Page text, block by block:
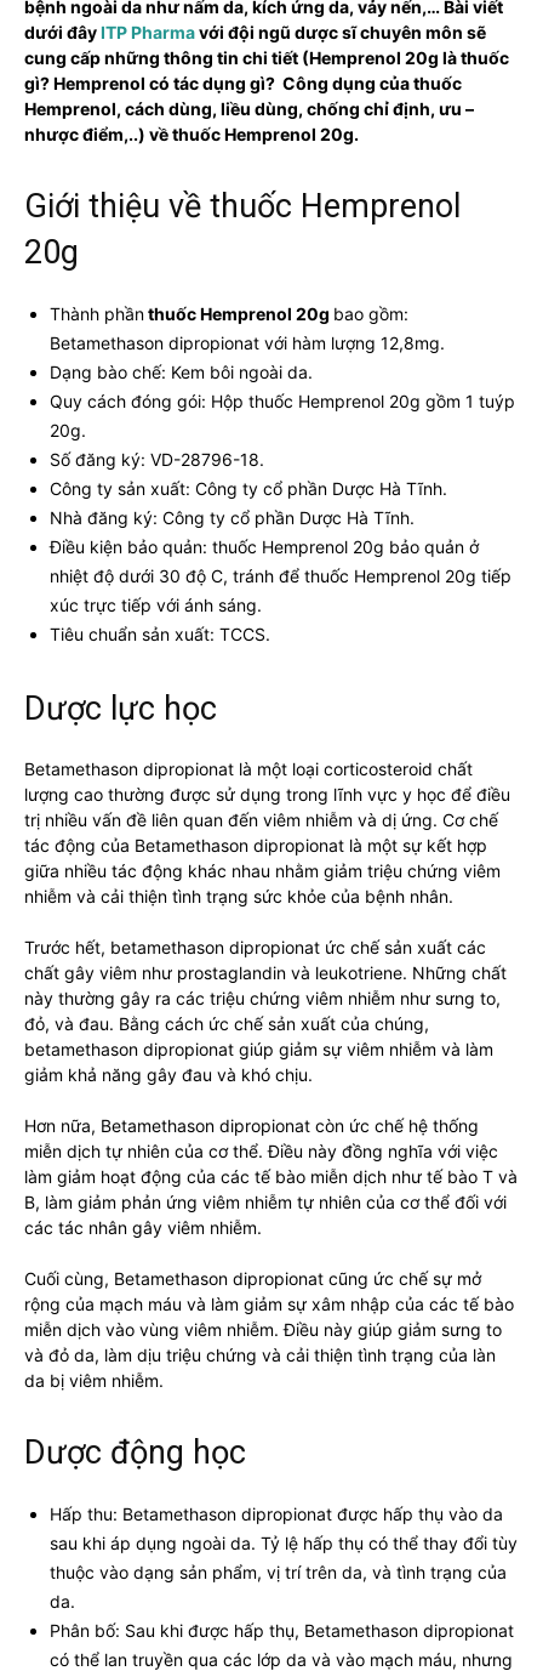
bệnh ngoài da như nấm da, kích ứng da, vảy nến,…Bài viết
dưới đâyITP Pharmavới đội ngũ dược sĩ chuyên môn sẽ
cung cấp những thông tin chi tiết (Hemprenol 20g là thuốc
gì? Hemprenol có tác dụng gì? Công dụng của thuốc
Hemprenol, cách dùng, liều dùng, chống chỉ định, ưu –
nhược điểm,..) về thuốc Hemprenol 20g.
Giới thiệu về thuốc Hemprenol
20g
Thành phầnthuốc Hemprenol 20g bao gồm:
Betamethason dipropionat với hàm lượng 12,8mg.
Dạng bào chế: Kem bôi ngoài da.
Quy cách đóng gói: Hộp thuốc Hemprenol 20g gồm 1 tuýp
20g.
Số đăng ký: VD-28796-18.
Công ty sản xuất: Công ty cổ phần Dược Hà Tĩnh.
Nhà đăng ký: Công ty cổ phần Dược Hà Tĩnh.
Điều kiện bảo quản: thuốc Hemprenol 20g bảo quản ở
nhiệt độ dưới 30 độ C, tránh để thuốc Hemprenol 20g tiếp
xúc trực tiếp với ánh sáng.
Tiêu chuẩn sản xuất: TCCS.
Dược lực học
Betamethason dipropionat là một loại corticosteroid chất
lượng cao thường được sử dụng trong lĩnh vực y học để điều
trị nhiều vấn đề liên quan đến viêm nhiễm và dị ứng. Cơ chế
tác động của Betamethason dipropionat là một sự kết hợp
giữa nhiều tác động khác nhau nhằm giảm triệu chứng viêm
nhiễm và cải thiện tình trạng sức khỏe của bệnh nhân.
Trước hết, betamethason dipropionat ức chế sản xuất các
chất gây viêm như prostaglandin và leukotriene. Những chất
này thường gây ra các triệu chứng viêm nhiễm như sưng to,
đỏ, và đau. Bằng cách ức chế sản xuất của chúng,
betamethason dipropionat giúp giảm sự viêm nhiễm và làm
giảm khả năng gây đau và khó chịu.
Hơn nữa, Betamethason dipropionat còn ức chế hệ thống
miễn dịch tự nhiên của cơ thể. Điều này đồng nghĩa với việc
làm giảm hoạt động của các tế bào miễn dịch như tế bào T và
B, làm giảm phản ứng viêm nhiễm tự nhiên của cơ thể đối với
các tác nhân gây viêm nhiễm.
Cuối cùng, Betamethason dipropionat cũng ức chế sự mở
rộng của mạch máu và làm giảm sự xâm nhập của các tế bào
miễn dịch vào vùng viêm nhiễm. Điều này giúp giảm sưng to
và đỏ da, làm dịu triệu chứng và cải thiện tình trạng của làn
da bị viêm nhiễm.
Dược động học
Hấp thu: Betamethason dipropionat được hấp thụ vào da
sau khi áp dụng ngoài da. Tỷ lệ hấp thụ có thể thay đổi tùy
thuộc vào dạng sản phẩm, vị trí trên da, và tình trạng của
da.
Phân bố: Sau khi được hấp thụ, Betamethason dipropionat
có thể lan truyền qua các lớp da và vào mạch máu, nhưng